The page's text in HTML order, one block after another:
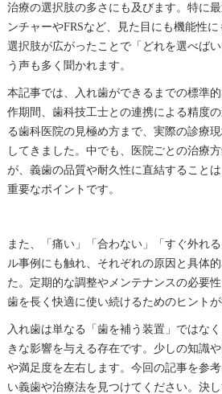
治療の選択肢の多さにも及びます。特に
ンチャーやFRSなど、見た目にも機能性に
選択肢が広がったことで「どれを選べば
う声も多く聞かれます。
本記事では、入れ歯ができるまでの標準
作期間、歯科技工士との連携による精度
る歯科医院の見極め方まで、実際の診療
してきました。中でも、医院ごとの治療
が、義歯の品質や耐久性に直結すること
重要なポイントです。
また、「痛い」「合わない」「すぐ外れ
ル事例にも触れ、それぞれの原因と具体
た。定期的な調整やメンテナンスの必要
歯を長く快適に使い続けるためのヒントが
入れ歯は単なる「歯を補う装置」ではな
きな影響を与える存在です。少しの知識
や満足度を左右します。今回の記事を参
い義歯や治療法を見つけてください。決